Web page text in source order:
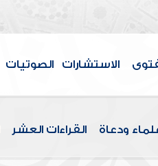
الاستشارات الصوتيات
ودعاة القراءات العشر